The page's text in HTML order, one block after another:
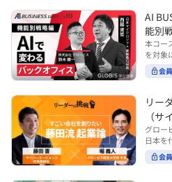
マネジ
フト」
ます。
づき作
か？
自分”
してい
ります。 ※本動画は、制作時点
基づき
制作）
つつ、
にはど
に直面
は多いの
しく、
や助言
引き出
す。
の考
で起こ
考と行
す。
ムワ
AI
能別
オフ
本コー
を対象
活用を
FTシリ
バック
務・経
フィ
や効率
けでな
する存
考えを深
会
リー
（サ
締役
グロー
日本を
の質問
志）を
会